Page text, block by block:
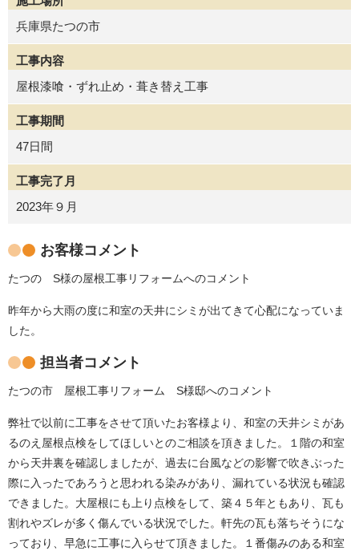
兵庫県たつの市
工事内容
屋根漆喰・ずれ止め・葺き替え工事
工事期間
47日間
工事完了月
2023年９月
お客様コメント
たつの S様の屋根工事リフォームへのコメント
昨年から大雨の度に和室の天井にシミが出てきて心配になっていま
した。
担当者コメント
たつの市 屋根工事リフォーム S様邸へのコメント
弊社で以前に工事をさせて頂いたお客様より、和室の天井シミがあ
るのえ屋根点検をしてほしいとのご相談を頂きました。１階の和室
から天井裏を確認しましたが、過去に台風などの影響で吹きぶった
際に入ったであろうと思われる染みがあり、漏れている状況も確認
できました。大屋根にも上り点検をして、築４５年ともあり、瓦も
割れやズレが多く傷んでいる状況でした。軒先の瓦も落ちそうにな
っており、早急に工事に入らせて頂きました。１番傷みのある和室